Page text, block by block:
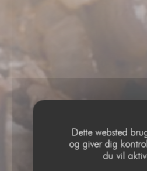
Dette websted
og giver dig
du vil